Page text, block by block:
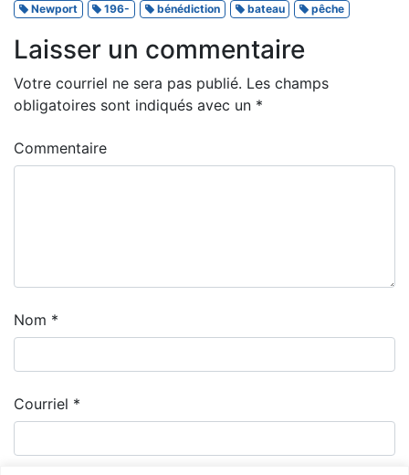
Newport 196- bénédiction bateau pêche
Laisser un commentaire
Votre courriel ne sera pas publié. Les champs
obligatoires sont indiqués avec un *
Commentaire
Nom *
Courriel *